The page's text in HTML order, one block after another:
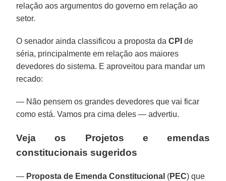
relação aos argumentos do governo em relação ao
setor.
O senador ainda classificou a proposta daCPI de
séria, principalmente em relação aos maiores
devedores do sistema. E aproveitou para mandar um
recado:
— Não pensem os grandes devedores que vai ficar
como está. Vamos pra cima deles — advertiu.
Veja os Projetos e emendas
constitucionais sugeridos
— Proposta de Emenda Constitucional (PEC) que